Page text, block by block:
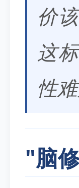
价
这
性
"脑